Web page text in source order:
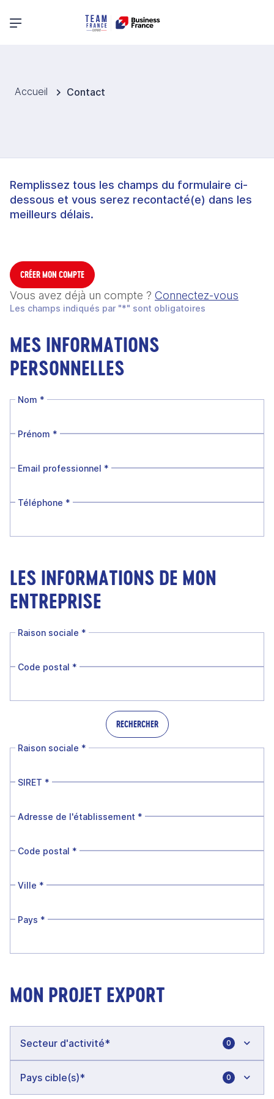
Menu principal
Accueil Contact
Remplissez tous les champs du formulaire ci-
dessous et vous serez recontacté(e) dans les
meilleurs délais.
CRÉER MON COMPTE
Vous avez déjà un compte ? Connectez-vous
Les champs indiqués par "*" sont obligatoires
MES INFORMATIONS
PERSONNELLES
Nom *
Prénom *
Email professionnel *
Téléphone *
LES INFORMATIONS DE MON
ENTREPRISE
Raison sociale *
Code postal *
RECHERCHER
Raison sociale *
SIRET *
Adresse de l'établissement *
Code postal *
Ville *
Pays *
MON PROJET EXPORT
0
0